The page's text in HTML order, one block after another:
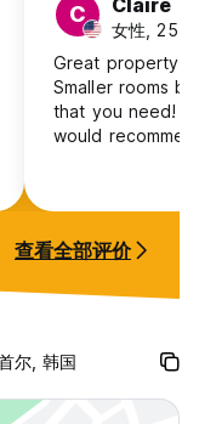
C Claire
女性, 25-
Great property
Smaller rooms
that you need!
would
查看全部评价
尔, 韩国